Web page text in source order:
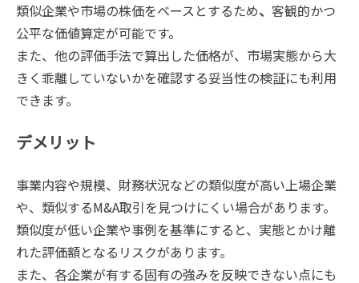
類似企業や市場の株価をベースとするため、 客観的かつ
公平な価値算定が可能です。
また、他の評価手法で算出した価格が、市場実態から大
きく乖離していないかを確認する妥当性の検証にも利用
できます。
デメリット
事業内容や規模、財務状況などの類似度が高い上場企業
や、類似するM&A取引を見つけにくい場合があります。
類似度が低い企業や事例を基準にすると、実態とかけ離
れた評価額となるリスクがあります。
また、各企業が有する固有の強みを反映できない点にも